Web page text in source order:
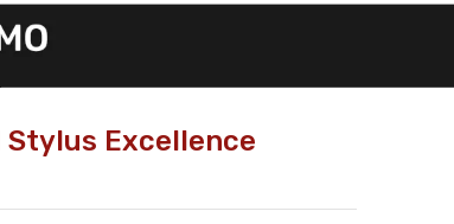
Stylus Excellence